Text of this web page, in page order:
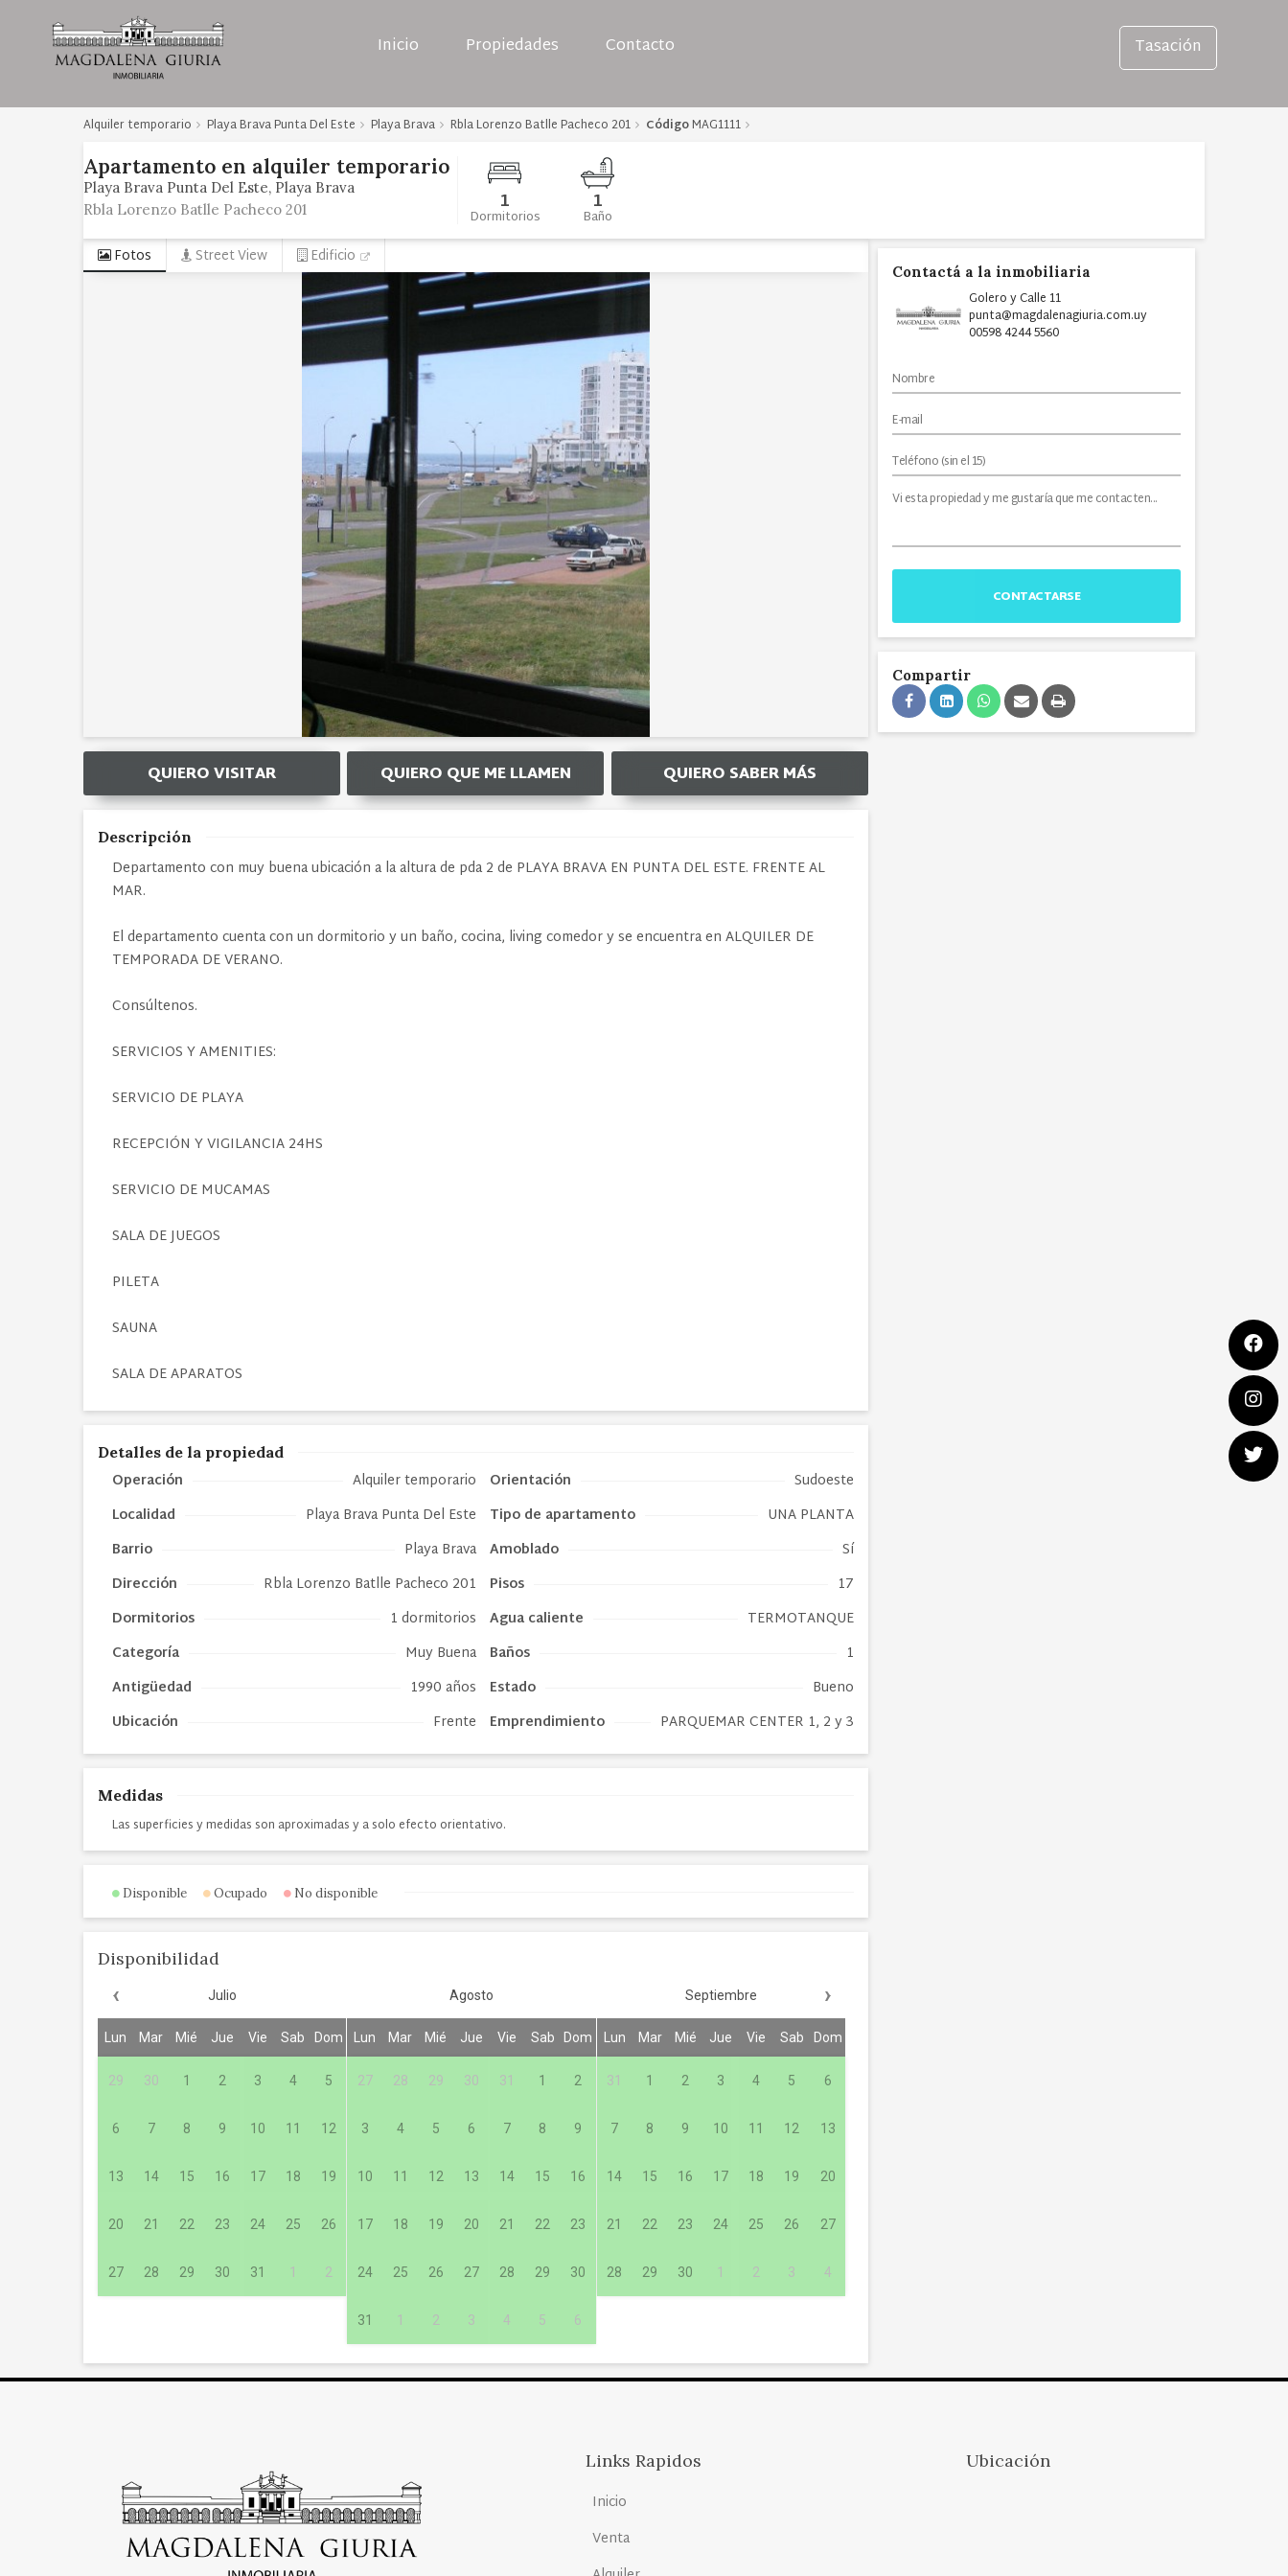
Inicio Propiedades Contacto Tasación
Alquiler temporario Playa Brava Punta Del Este Playa Brava Rbla Lorenzo Batlle Pacheco 201 CódigoMAG1111
Apartamento en alquiler temporario
Playa Brava Punta Del Este Playa Brava
Rbla Lorenzo Batlle Pacheco 201
1
Dormitorios 1
Baño
Fotos Street View Edificio
QUIERO VISITAR QUIERO QUE ME LLAMEN QUIERO SABER MÁS
Descripción
Departamento con muy buena ubicación a la altura de pda 2 de PLAYA BRAVA EN PUNTA DEL ESTE. FRENTE AL
MAR.
El departamento cuenta con un dormitorio y un baño, cocina, living comedor y se encuentra en ALQUILER DE
TEMPORADA DE VERANO.
Consúltenos.
SERVICIOS Y AMENITIES:
SERVICIO DE PLAYA
RECEPCIÓN Y VIGILANCIA 24HS
SERVICIO DE MUCAMAS
SALA DE JUEGOS
PILETA
SAUNA
SALA DE APARATOS
Detalles de la propiedad
Operación
Alquiler temporario
Localidad
Playa Brava Punta Del Este
Barrio
Playa Brava
Dirección
Rbla Lorenzo Batlle Pacheco 201
Dormitorios
1 dormitorios
Categoría
Muy Buena
Antigüedad
1990 años
Ubicación
Frente
Orientación
Sudoeste
Tipo de apartamento
UNA PLANTA
Amoblado
Sí
Pisos
17
Agua caliente
TERMOTANQUE
Baños
1
Estado
Bueno
Emprendimiento
PARQUEMAR CENTER 1, 2 y 3
Medidas
Las superficies y medidas son aproximadas y a solo efecto orientativo.
Disponible Ocupado No disponible
Disponibilidad
‹ Julio
Lun Mar Mié Jue Vie Sab Dom
29 30 1 2 3 4 5
6 7 8 9 10 11 12
13 14 15 16 17 18 19
20 21 22 23 24 25 26
27 28 29 30 31 1 2
Agosto
Lun Mar Mié Jue Vie Sab Dom
27 28 29 30 31 1 2
3 4 5 6 7 8 9
10 11 12 13 14 15 16
17 18 19 20 21 22 23
24 25 26 27 28 29 30
31 1 2 3 4 5 6
Septiembre ›
Lun Mar Mié Jue Vie Sab Dom
31 1 2 3 4 5 6
7 8 9 10 11 12 13
14 15 16 17 18 19 20
21 22 23 24 25 26 27
28 29 30 1 2 3 4
Contactá a la inmobiliaria
Golero y Calle 11
punta@magdalenagiuria.com.uy
00598 4244 5560
CONTACTARSE
Compartir
Links Rapidos
Inicio
Venta
Ubicación